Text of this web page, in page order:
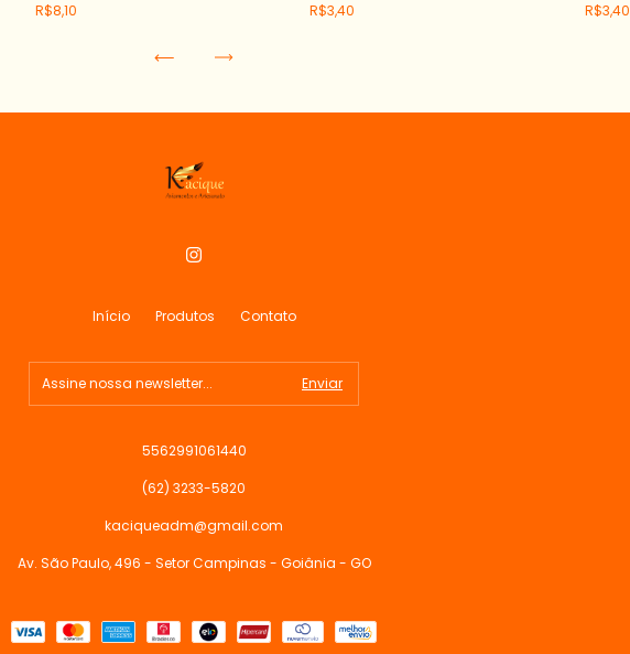
R$8,10
R$3,40
R$3,40
Início Produtos Contato
5562991061440
(62) 3233-5820
kaciqueadm@gmail.com
Av. São Paulo, 496 - Setor Campinas - Goiânia - GO